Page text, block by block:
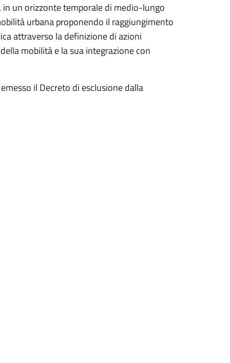
un orizzonte temporale di medio-lungo
urbana proponendo il raggiungimento
attraverso la definizione di azioni
mobilità e la sua integrazione con
il Decreto di esclusione dalla